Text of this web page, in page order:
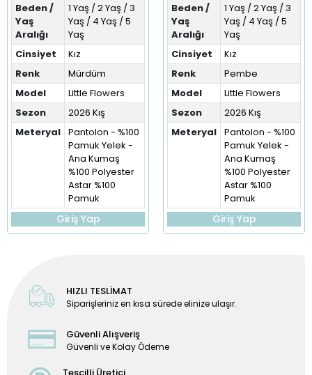
Beden /
Yaş
Aralığı
1 Yaş / 2 Yaş / 3
Yaş / 4 Yaş / 5
Yaş
Cinsiyet
Kız
Renk
Mürdüm
Model
Little Flowers
Sezon
2026 Kış
Meteryal Pantolon - %100
Pamuk Yelek -
Ana Kumaş
%100 Polyester
Astar %100
Pamuk
Giriş Yap
Beden /
Yaş
Aralığı
1 Yaş / 2 Yaş / 3
Yaş / 4 Yaş / 5
Yaş
Cinsiyet
Kız
Renk
Pembe
Model
Little Flowers
Sezon
2026 Kış
Meteryal Pantolon - %100
Pamuk Yelek -
Ana Kumaş
%100 Polyester
Astar %100
Pamuk
Giriş Yap
HIZLI TESLİMAT
Siparişleriniz en kısa sürede elinize ulaşır.
Güvenli Alışveriş
Güvenli ve Kolay Ödeme